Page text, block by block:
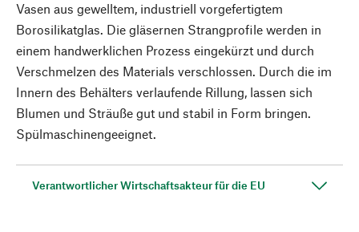
Vasen aus gewelltem, industriell vorgefertigtem
Borosilikatglas. Die gläsernen Strangprofile werden in
einem handwerklichen Prozess eingekürzt und durch
Verschmelzen des Materials verschlossen. Durch die im
Innern des Behälters verlaufende Rillung, lassen sich
Blumen und Sträuße gut und stabil in Form bringen.
Spülmaschinengeeignet.
Verantwortlicher Wirtschaftsakteur für die EU